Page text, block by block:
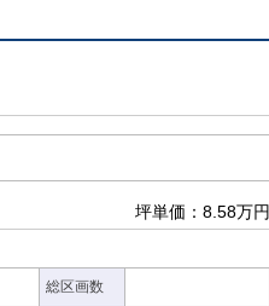
坪単価：8.58万円
総区画数